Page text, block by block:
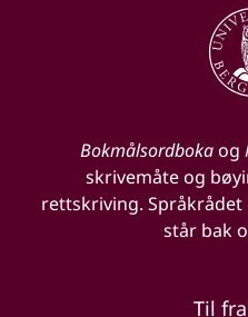
Bokmålsordbokaog
skrivemåte og
rettskriving.
står bak
Til